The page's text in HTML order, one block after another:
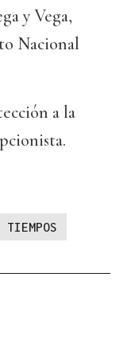
y Vega,
Nacional
a la